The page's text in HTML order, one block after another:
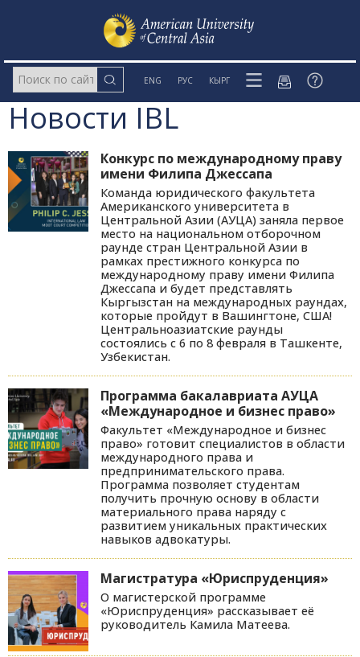
ENG РУС КЫРГ
Новости IBL
Конкурс по международному праву
имени Филипа Джессапа
Команда юридического факультета
Американского университета в
Центральной Азии (АУЦА) заняла первое
место на национальном отборочном
раунде стран Центральной Азии в
рамках престижного конкурса по
международному праву имени Филипа
Джессапа и будет представлять
Кыргызстан на международных раундах,
которые пройдут в Вашингтоне, США!
Центральноазиатские раунды
состоялись с 6 по 8 февраля в Ташкенте,
Узбекистан.
Программа бакалавриата АУЦА
«Международное и бизнес право»
Факультет «Международное и бизнес
право» готовит специалистов в области
международного права и
предпринимательского права.
Программа позволяет студентам
получить прочную основу в области
материального права наряду с
развитием уникальных практических
навыков адвокатуры.
Магистратура «Юриспруденция»
О магистерской программе
«Юриспруденция» рассказывает её
руководитель Камила Матеева.